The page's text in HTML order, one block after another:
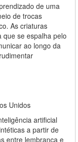
de uma
de trocas
As criaturas
se espalha pelo
ao longo da
Unidos
artificial
a partir de
entre lembrança e